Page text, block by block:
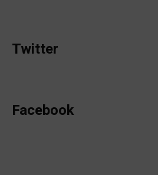
Twitter
Facebook